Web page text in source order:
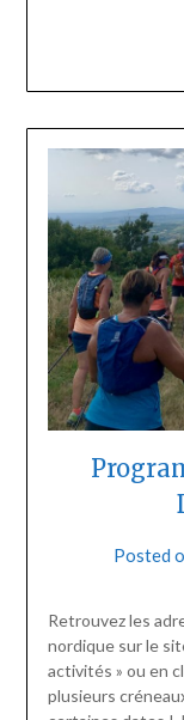
Posted
Retrouvez les
nordique sur le
activités » ou en
plusieurs